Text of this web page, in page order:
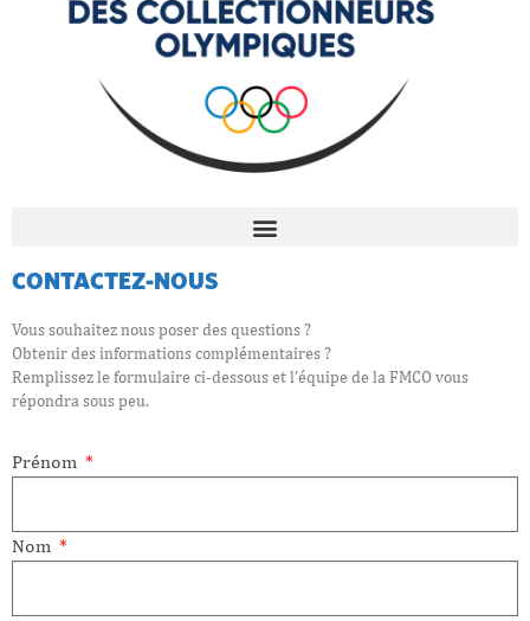
CONTACTEZ-NOUS
Vous souhaitez nous poser des questions ?
Obtenir des informations complémentaires ?
Remplissez le formulaire ci-dessous et l’équipe de la FMCO vous
répondra sous peu.
Prénom
Nom